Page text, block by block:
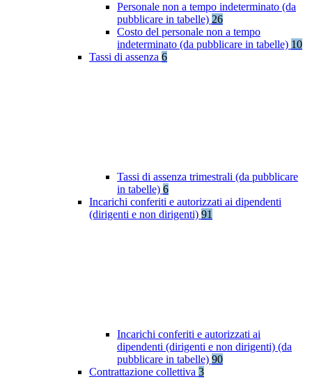
Personale non a tempo indeterminato (da
pubblicare in tabelle) 26
Costo del personale non a tempo
indeterminato (da pubblicare in tabelle) 10
Tassi di assenza 6
Tassi di assenza trimestrali (da pubblicare
in tabelle) 6
Incarichi conferiti e autorizzati ai dipendenti
(dirigenti e non dirigenti) 91
Incarichi conferiti e autorizzati ai
dipendenti (dirigenti e non dirigenti) (da
pubblicare in tabelle) 90
Contrattazione collettiva 3